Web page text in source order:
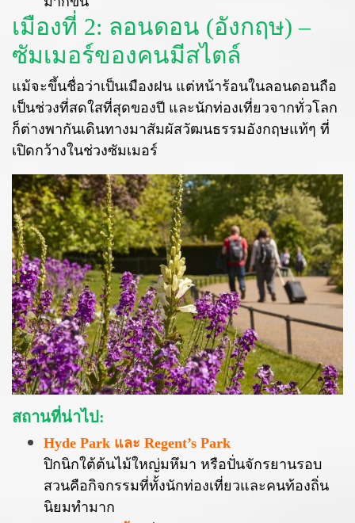
เมืองที่ 2: ลอนดอน (อังกฤษ) –
ซัมเมอร์ของคนมีสไตล์
แม้จะขึ้นชื่อว่าเป็นเมืองฝน แต่หน้าร้อนในลอนดอนถือ
เป็นช่วงที่สดใสที่สุดของปี และนักท่องเที่ยวจากทั่วโลก
ก็ต่างพากันเดินทางมาสัมผัสวัฒนธรรมอังกฤษแท้ๆ ที่
เปิดกว้างในช่วงซัมเมอร์
สถานที่น่าไป:
Hyde Park และ Regent’s Park
ปิกนิกใต้ต้นไม้ใหญ่มหึมา หรือปั่นจักรยานรอบ
สวนคือกิจกรรมที่ทั้งนักท่องเที่ยวและคนท้องถิ่น
นิยมทำมาก